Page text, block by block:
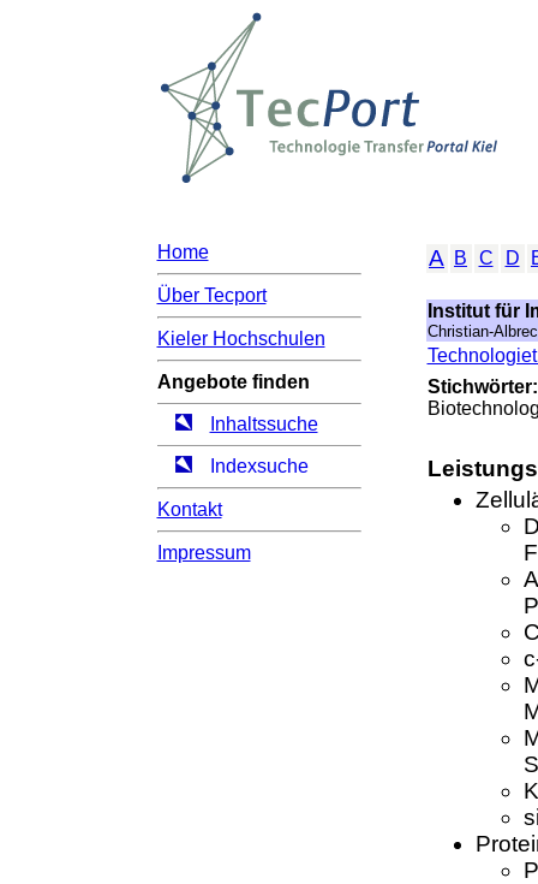
Home
Über Tecport
Kieler Hochschulen
Angebote finden
Inhaltssuche
Indexsuche
Kontakt
Impressum
A B C D
Institut für
Christian-
Stichwörter: